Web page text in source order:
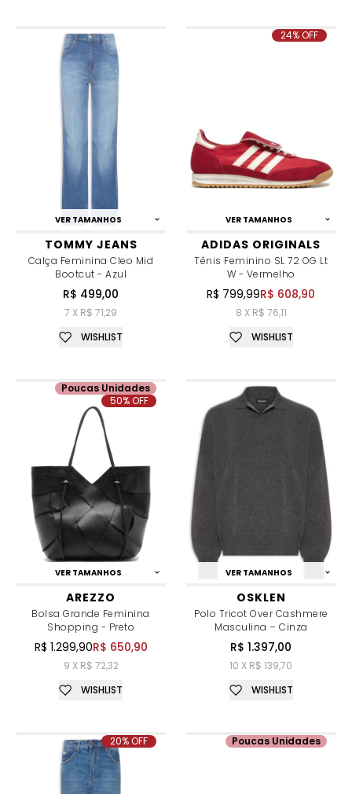
VER TAMANHOS
TOMMY JEANS
Calça Feminina Cleo Mid
Bootcut - Azul
R$ 499,00
7 X R$ 71,29
WISHLIST
VER TAMANHOS
ADIDAS ORIGINALS
Tênis Feminino SL 72 OG Lt
W - Vermelho
R$ 799,99R$ 608,90
8 X R$ 76,11
24% OFF
WISHLIST
VER TAMANHOS
AREZZO
Bolsa Grande Feminina
Shopping - Preto
R$ 1.299,90R$ 650,90
9 X R$ 72,32
Poucas Unidades
50% OFF
WISHLIST
VER TAMANHOS
OSKLEN
Polo Tricot Over Cashmere
Masculina – Cinza
R$ 1.397,00
10 X R$ 139,70
WISHLIST
20% OFF Poucas Unidades